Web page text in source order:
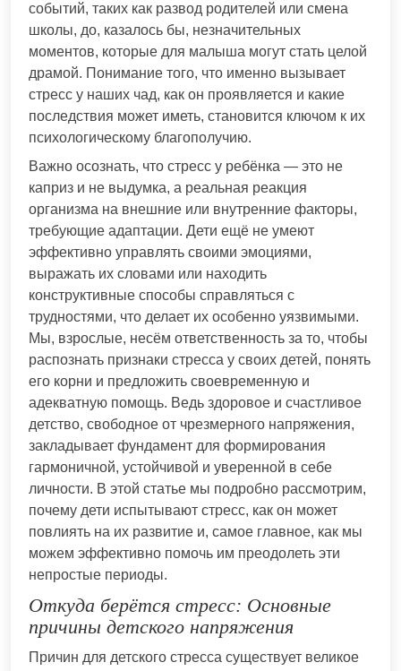
событий, таких как развод родителей или смена
школы, до, казалось бы, незначительных
моментов, которые для малыша могут стать целой
драмой. Понимание того, что именно вызывает
стресс у наших чад, как он проявляется и какие
последствия может иметь, становится ключом к их
психологическому благополучию.
Важно осознать, что стресс у ребёнка — это не
каприз и не выдумка, а реальная реакция
организма на внешние или внутренние факторы,
требующие адаптации. Дети ещё не умеют
эффективно управлять своими эмоциями,
выражать их словами или находить
конструктивные способы справляться с
трудностями, что делает их особенно уязвимыми.
Мы, взрослые, несём ответственность за то, чтобы
распознать признаки стресса у своих детей, понять
его корни и предложить своевременную и
адекватную помощь. Ведь здоровое и счастливое
детство, свободное от чрезмерного напряжения,
закладывает фундамент для формирования
гармоничной, устойчивой и уверенной в себе
личности. В этой статье мы подробно рассмотрим,
почему дети испытывают стресс, как он может
повлиять на их развитие и, самое главное, как мы
можем эффективно помочь им преодолеть эти
непростые периоды.
Откуда берётся стресс: Основные
причины детского напряжения
Причин для детского стресса существует великое